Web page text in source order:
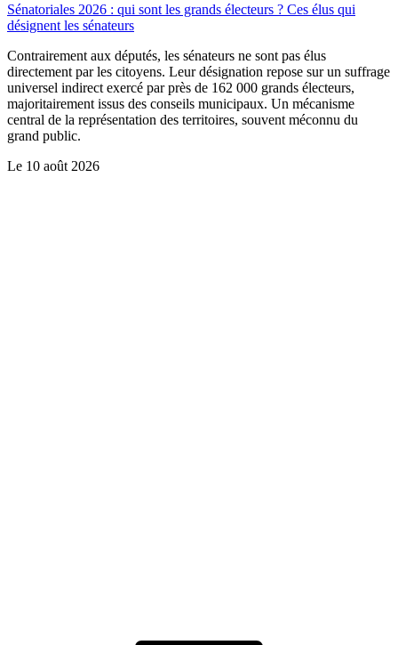
Sénatoriales 2026 : qui sont les grands électeurs ? Ces élus qui
désignent les sénateurs
Contrairement aux députés, les sénateurs ne sont pas élus
directement par les citoyens. Leur désignation repose sur un suffrage
universel indirect exercé par près de 162 000 grands électeurs,
majoritairement issus des conseils municipaux. Un mécanisme
central de la représentation des territoires, souvent méconnu du
grand public.
Le 10 août 2026